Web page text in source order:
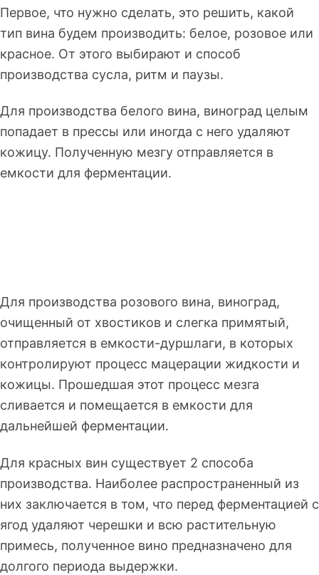
Первое, что нужно сделать, это решить, какой
тип вина будем производить: белое, розовое или
красное. От этого выбирают и способ
производства сусла, ритм и паузы.
Для производства белого вина, виноград целым
попадает в прессы или иногда с него удаляют
кожицу. Полученную мезгу отправляется в
емкости для ферментации.
Для производства розового вина, виноград,
очищенный от хвостиков и слегка примятый,
отправляется в емкости-дуршлаги, в которых
контролируют процесс мацерации жидкости и
кожицы. Прошедшая этот процесс мезга
сливается и помещается в емкости для
дальнейшей ферментации.
Для красных вин существует 2 способа
производства. Наиболее распространенный из
них заключается в том, что перед ферментацией с
ягод удаляют черешки и всю растительную
примесь, полученное вино предназначено для
долгого периода выдержки.